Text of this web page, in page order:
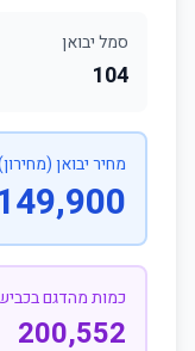
סמל יבואן
104
מחיר יבואן
₪
כמות מהדגם
200,552